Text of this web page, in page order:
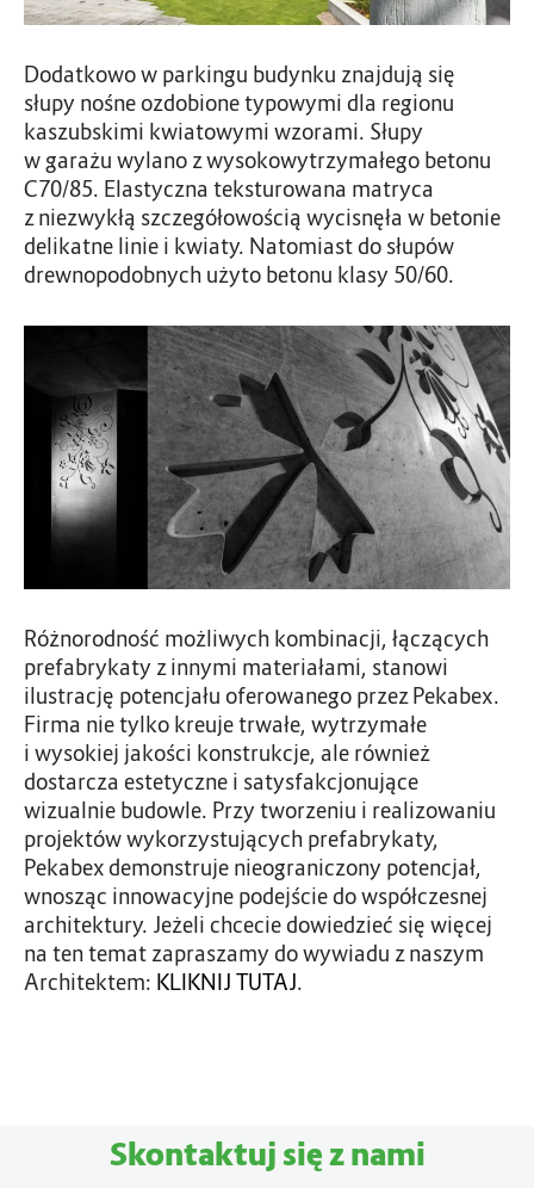
Dodatkowo w parkingu budynku znajdują się
słupy nośne ozdobione typowymi dla regionu
kaszubskimi kwiatowymi wzorami. Słupy
w garażu wylano z wysokowytrzymałego betonu
C70/85. Elastyczna teksturowana matryca
z niezwykłą szczegółowością wycisnęła w betonie
delikatne linie i kwiaty. Natomiast do słupów
drewnopodobnych użyto betonu klasy 50/60.
Różnorodność możliwych kombinacji, łączących
prefabrykaty z innymi materiałami, stanowi
ilustrację potencjału oferowanego przez Pekabex.
Firma nie tylko kreuje trwałe, wytrzymałe
i wysokiej jakości konstrukcje, ale również
dostarcza estetyczne i satysfakcjonujące
wizualnie budowle. Przy tworzeniu i realizowaniu
projektów wykorzystujących prefabrykaty,
Pekabex demonstruje nieograniczony potencjał,
wnosząc innowacyjne podejście do współczesnej
architektury. Jeżeli chcecie dowiedzieć się więcej
na ten temat zapraszamy do wywiadu z naszym
Architektem: KLIKNIJ TUTAJ.
Skontaktuj się z nami